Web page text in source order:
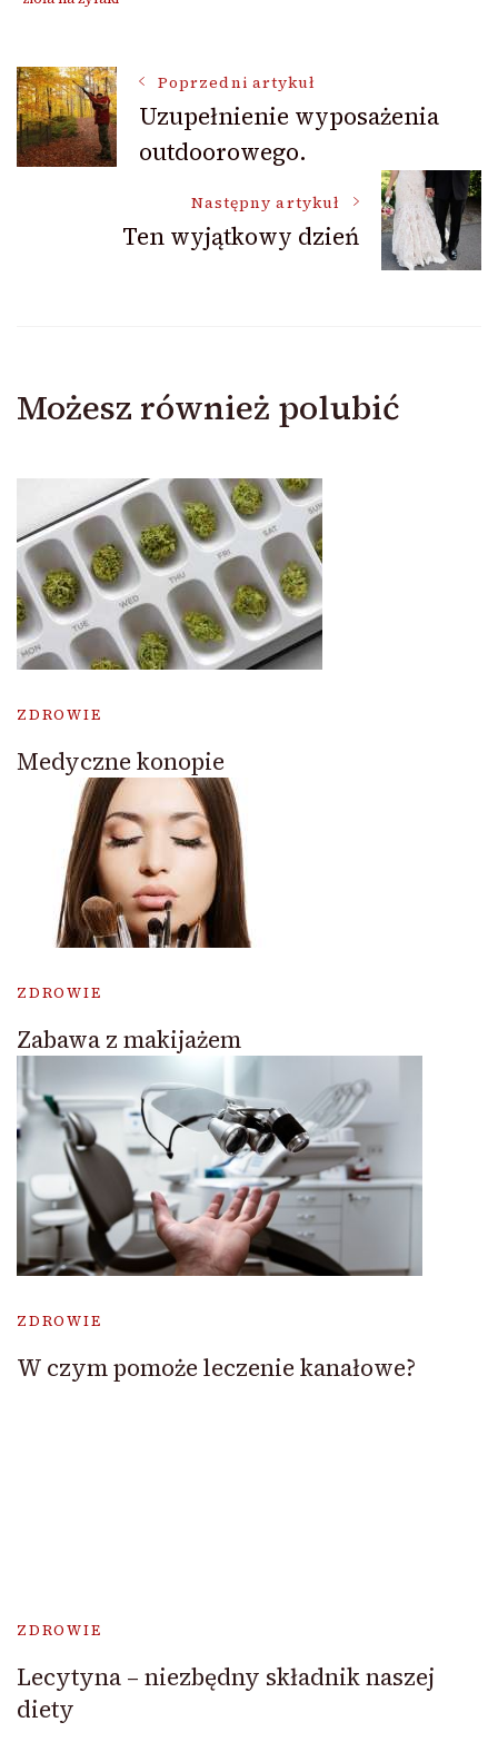
Nawigacja
wpisu
Poprzedni artykuł
Uzupełnienie wyposażenia
outdoorowego.
Następny artykuł
Ten wyjątkowy dzień
Możesz również polubić
ZDROWIE
Medyczne konopie
ZDROWIE
Zabawa z makijażem
ZDROWIE
W czym pomoże leczenie kanałowe?
ZDROWIE
Lecytyna – niezbędny składnik naszej
diety